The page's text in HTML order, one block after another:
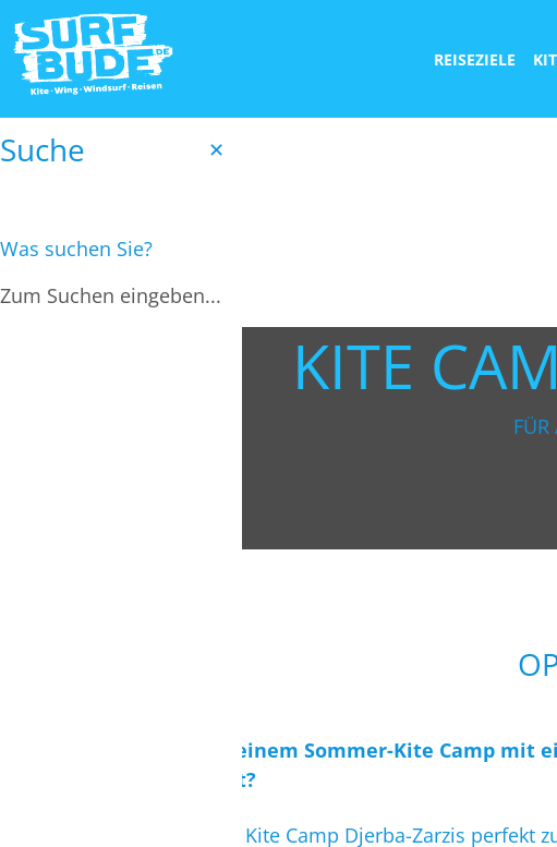
REISEZIELE
Suche ✕
Was suchen Sie?
KITE
FÜR
Suchst Du nach einem Sommer-Kite Camp
Aufsteiger bietet?
Dann passt unser Kite Camp Djerba-Zarzis